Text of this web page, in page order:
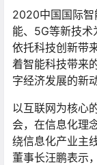
2020中国国际智
能、5G等新技术
依托科技创新带
着智能科技带来
字经济发展的新动
以互联网为核心
会，在信息化理
绕信息化产业主
董事长汪鹏表示